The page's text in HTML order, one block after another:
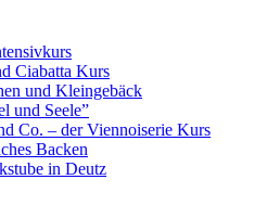
Ciabatta Kurs
und Kleingebäck
und Seele”
Co. – der Viennoiserie Kurs
Backen
in Deutz